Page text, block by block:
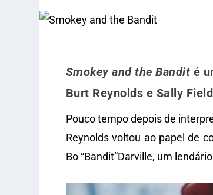
Smokey and the Bandit é
Burt Reynolds e Sally
Pouco tempo depois de
Reynolds voltou ao papel de
Bo “Bandit”Darville, um